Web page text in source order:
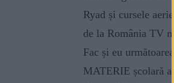
Ryad și cursele
de la România TV
Fac și eu
MATERIE școlară a